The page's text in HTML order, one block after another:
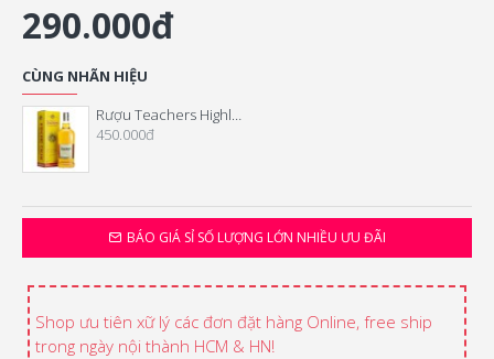
290.000đ
BÁO GIÁ SỈ SỐ LƯỢNG LỚN NHIỀU ƯU ĐÃI
CÙNG NHÃN HIỆU
Rượu Teachers Highland Cream 1 Lít
450.000đ
Shop ưu tiên xữ lý các đơn đặt hàng Online, free ship
trong ngày nội thành HCM & HN!